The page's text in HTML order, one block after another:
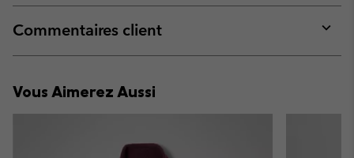
or
Commentaires client
or
Vous Aimerez Aussi